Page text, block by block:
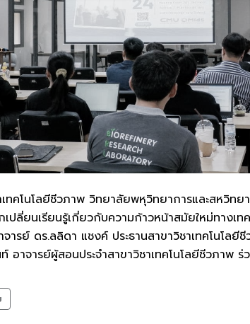
โนโลยีชีวภาพ วิทยาลัยพหุวิทยาการและสหวิทย
ปลี่ยนเรียนรู้เกี่ยวกับความก้าวหน้าสมัยใหม่ทางเ
ารย์ ดร.ลลิดา แชงค์ ประธานสาขาวิชาเทคโนโ
าจารย์ผู้สอนประจำสาขาวิชาเทคโนโลยีชีวภาพ